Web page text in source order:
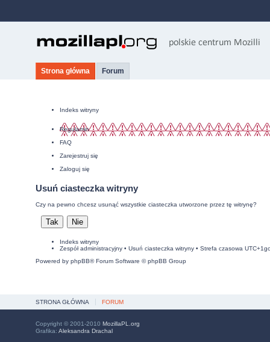
Strona główna Forum
Indeks witryny
Regulamin
FAQ
Zarejestruj się
Zaloguj się
Usuń ciasteczka witryny
Czy na pewno chcesz usunąć wszystkie ciasteczka utworzone przez tę witrynę?
Indeks witryny
Zespół administracyjny• Usuń ciasteczka witryny• Strefa czasowa
Powered by phpBB® Forum Software © phpBB Group
STRONA GŁÓWNA FORUM
Copyright © 2001-2010 MozillaPL.org
Grafika: Aleksandra Drachal